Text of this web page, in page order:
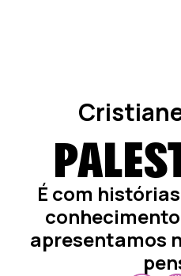
É com
apresentamos